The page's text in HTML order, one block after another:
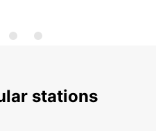
stations